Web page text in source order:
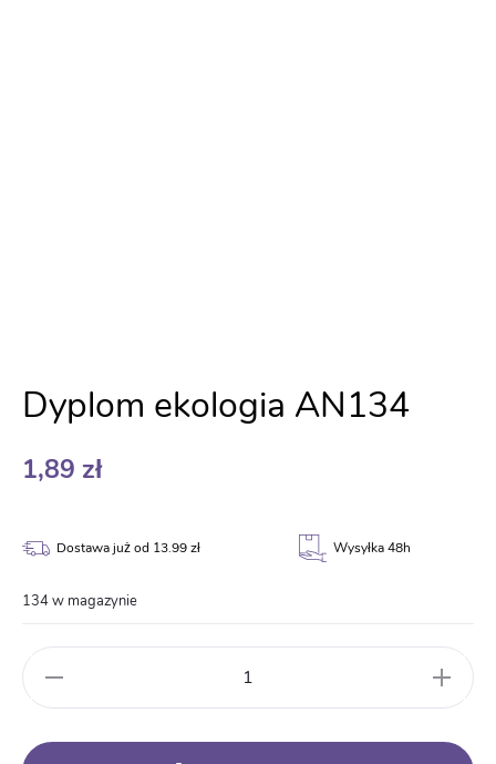
Dyplom ekologia AN134
1,89 zł
Dostawa już od 13.99 zł Wysyłka 48h
134 w magazynie
ekologia
AN134